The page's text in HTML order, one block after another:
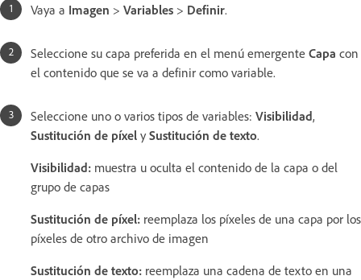
Vaya a Imagen > Variables > Definir.
Seleccione su capa preferida en el menú emergente Capa con
el contenido que se va a definir como variable.
Seleccione uno o varios tipos de variables: Visibilidad,
Sustitución de píxel y Sustitución de texto.
Visibilidad: muestra u oculta el contenido de la capa o del
grupo de capas
Sustitución de píxel: reemplaza los píxeles de una capa por los
píxeles de otro archivo de imagen
Sustitución de texto: reemplaza una cadena de texto en una